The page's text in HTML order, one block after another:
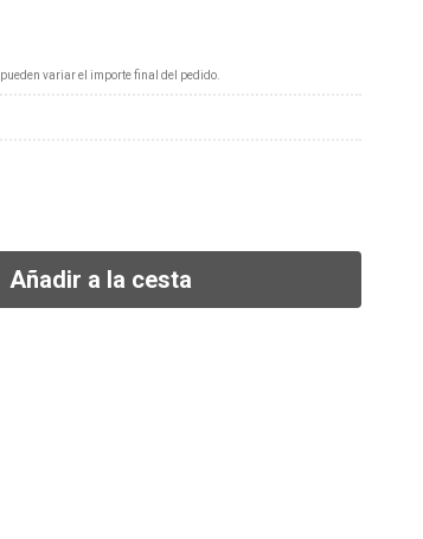
pueden variar el importe final del pedido.
Añadir a la cesta